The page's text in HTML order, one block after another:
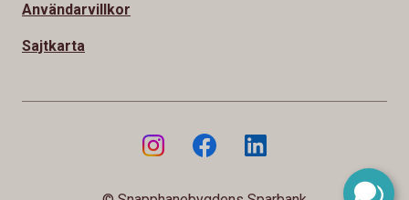
Användarvillkor
Sajtkarta